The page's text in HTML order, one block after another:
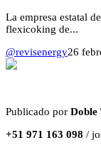
La empresa estatal
flexicoking de...
@revisenergy26
Publicado por Doble
+51 971 163 098 /